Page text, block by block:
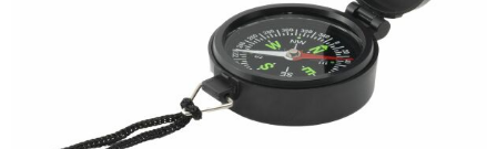
Gereedschap en veiligheid
Snoepgoed